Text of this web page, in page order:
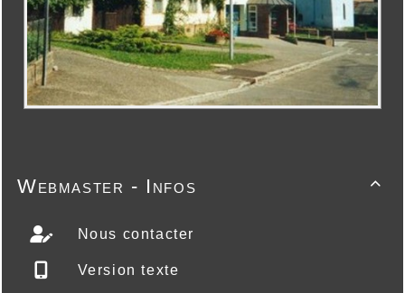

Webmaster - Infos
Nous contacter
Version texte